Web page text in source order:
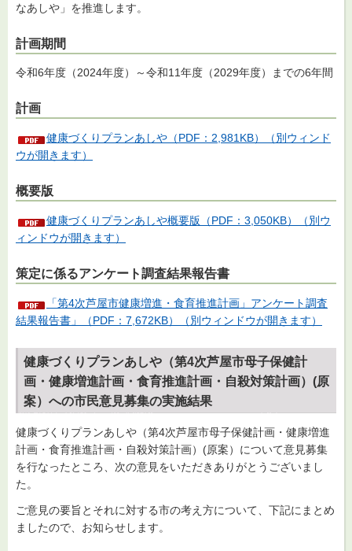
なあしや」を推進します。
計画期間
令和6年度（2024年度）～令和11年度（2029年度）までの6年間
計画
健康づくりプランあしや（PDF：2,981KB）（別ウィンド
ウが開きます）
概要版
健康づくりプランあしや概要版（PDF：3,050KB）（別ウ
ィンドウが開きます）
策定に係るアンケート調査結果報告書
「第4次芦屋市健康増進・食育推進計画」アンケート調査
結果報告書」（PDF：7,672KB）（別ウィンドウが開きます）
健康づくりプランあしや（第4次芦屋市母子保健計
画・健康増進計画・食育推進計画・自殺対策計画）(原
案）への市民意見募集の実施結果
健康づくりプランあしや（第4次芦屋市母子保健計画・健康増進
計画・食育推進計画・自殺対策計画）(原案）について意見募集
を行なったところ、次の意見をいただきありがとうございまし
た。
ご意見の要旨とそれに対する市の考え方について、下記にまとめ
ましたので、お知らせします。